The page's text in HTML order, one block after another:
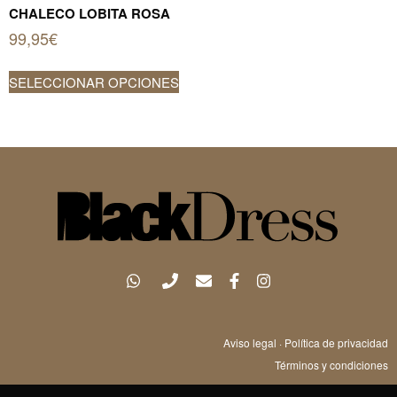
CHALECO LOBITA ROSA
99,95€
SELECCIONAR OPCIONES
Este
producto
opciones
se
pueden
Aviso legal · Política de privacidad
Términos y condiciones